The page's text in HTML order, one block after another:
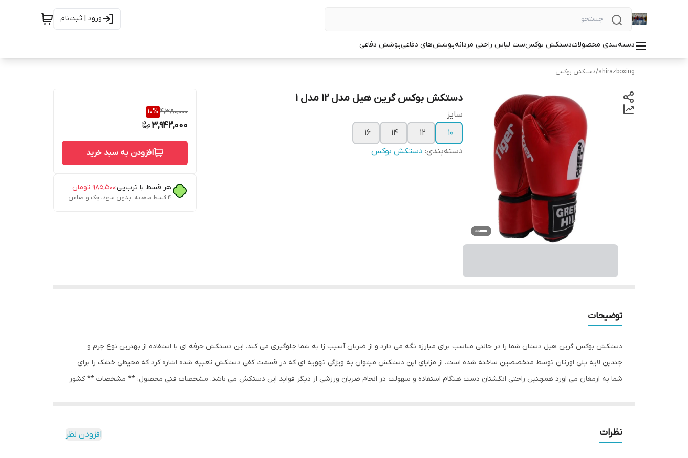
ورود | ثبت‌نام
دسته‌بندی محصولاتدستکش بوکسست لباس راحتی مردانهپوشش‌های دفاعیپوشش دفاعی
shirazboxing
/دستکش بوکس
دستکش بوکس گرین هیل مدل 12 مدل 1
سایز
۱۰
۱۲ ۱۴
۱۶
دسته‌بندی: دستکش بوکس
4,380,000
10%
3,942,000
افزودن به سبد خرید
هر قسط با ترب‌پی:۹۸۵٬۵۰۰ تومان
۴ قسط ماهانه. بدون سود، چک و ضامن.
توضیحات
دستکش بوکس گرین هیل دستان شما را در حالتی مناسب برای مبارزه نگه می دارد و از ضربان آسیب زا به شما جلوگیری می کند. این دستکش حرفه ای با استفاده از بهترین نوع چرم و
چندین لایه پلی اورتان توسط متخصصین ساخته شده است. از مزایای این دستکش میتوان به ویژگی تهویه ای که در قسمت کفی دستکش تعبیه شده اشاره کرد که محیطی خشک را برای
شما به ارمغان می اورد همچنین راحتی انگشتان دست هنگام استفاده و سهولت در انجام ضربان ورزشی از دیگر فواید این دستکش می باشد. مشخصات فنی محصول: ** مشخصات ** کشور
نظرات افزودن نظر